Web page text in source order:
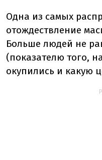
Одна из самых
отождествление
Больше людей не
(показателю того,
окупились и какую